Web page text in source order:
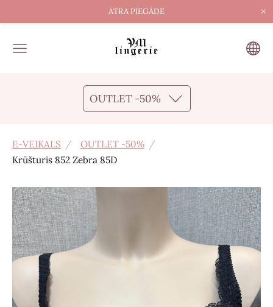
ĀTRA PIEGĀDE ×
OUTLET -50%
E-VEIKALS
OUTLET -50%
Krūšturis 852 Zebra 85D